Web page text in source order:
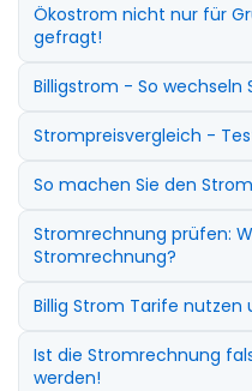
Ökostrom nicht nur für
gefragt!
Billigstrom - So wechseln
Strompreisvergleich -
So machen Sie den
Stromrechnung prüfen:
Stromrechnung?
Billig Strom Tarife nutzen
Ist die Stromrechnung
werden!